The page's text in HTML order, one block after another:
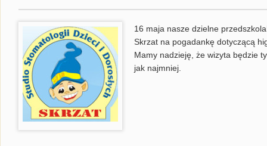
16 maja nasze dzielne
Skrzat na pogadankę dotyczącą
Mamy nadzieję, że wizyta będzie
jak najmniej.